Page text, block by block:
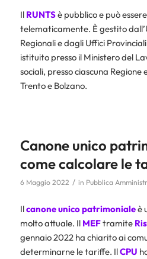
Il RUNTSè pubblico e può
telematicamente. È gestito
Regionali e dagli Uffici
istituito presso il Ministero del
sociali, presso ciascuna
Trento e Bolzano.
Canone unico
come calcolare le
6 Maggio 2022 / in Pubblica
Ilcanone unico patrimonialeè
molto attuale. Il MEFtramite
gennaio 2022 ha chiarito ai
determinarne le tariffe. IlCPU